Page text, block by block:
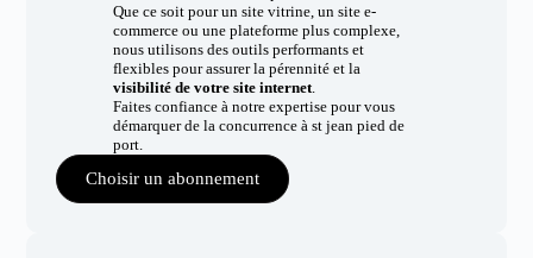
Que ce soit pour un site vitrine, un site e-
commerce ou une plateforme plus complexe,
nous utilisons des outils performants et
flexibles pour assurer la pérennité et la
visibilité de votre site internet.
Faites confiance à notre expertise pour vous
démarquer de la concurrence à st jean pied de
port.
Choisir un abonnement